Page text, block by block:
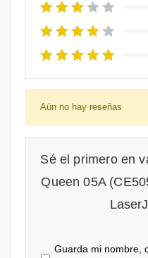
Aún no hay reseñas
Sé el primero en
Queen 05A
Guarda mi nombre,